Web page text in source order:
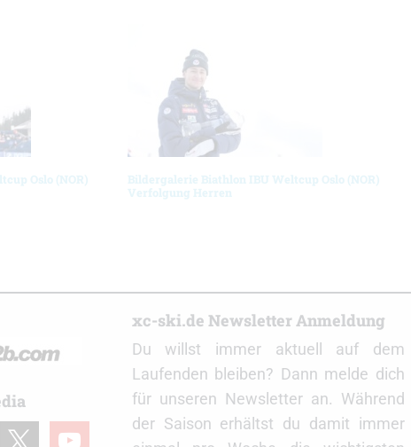
Oslo (NOR)
Bildergalerie Biathlon IBU Weltcup Oslo (NOR)
Verfolgung Herren
youtube
xc-ski.de Newsletter Anmeldung
Du willst immer aktuell auf dem
Laufenden bleiben? Dann melde dich
für unseren Newsletter an. Während
der Saison erhältst du damit immer